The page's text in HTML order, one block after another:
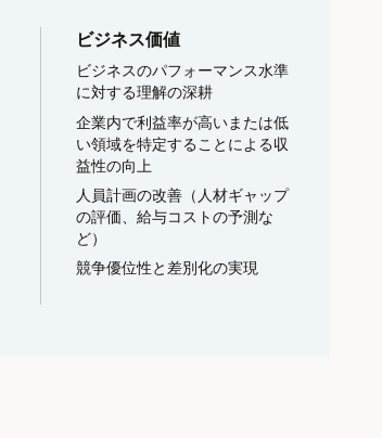
ビジネス価値
ビジネスのパフォーマンス水準
に対する理解の深耕
企業内で利益率が高いまたは低
い領域を特定することによる収
益性の向上
人員計画の改善（人材ギャップ
の評価、給与コストの予測な
ど）
競争優位性と差別化の実現